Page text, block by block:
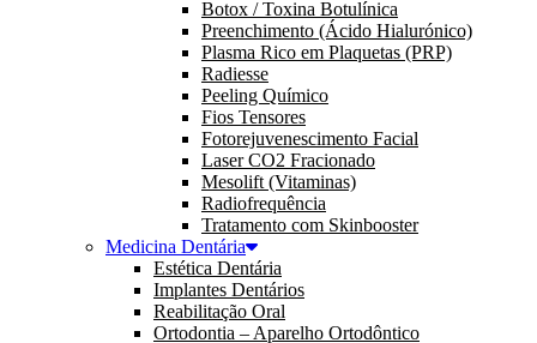
Botox / Toxina Botulínica
Preenchimento (Ácido Hialurónico)
Plasma Rico em Plaquetas (PRP)
Radiesse
Peeling Químico
Fios Tensores
Fotorejuvenescimento Facial
Laser CO2 Fracionado
Mesolift (Vitaminas)
Radiofrequência
Tratamento com Skinbooster
Medicina Dentária
Estética Dentária
Implantes Dentários
Reabilitação Oral
Ortodontia – Aparelho Ortodôntico